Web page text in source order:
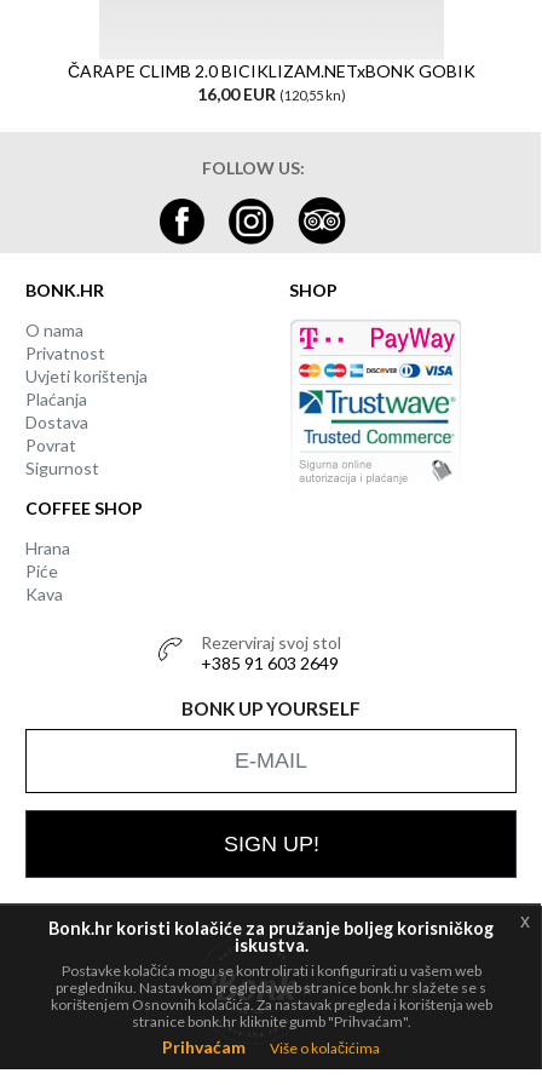
ČARAPE CLIMB 2.0 BICIKLIZAM.NETxBONK GOBIK
16,00 EUR (120,55 kn)
FOLLOW US:
BONK.HR
O nama
Privatnost
Uvjeti korištenja
Plaćanja
Dostava
Povrat
Sigurnost
COFFEE SHOP
Hrana
Piće
Kava
SHOP
Rezerviraj svoj stol
+385 91 603 2649
BONK UP YOURSELF
SIGN UP!
All rights
reserved.
© 2026 Bonk
Bonk.hr koristi kolačiće za pružanje boljeg korisničkog
iskustva.
Postavke kolačića mogu se kontrolirati i konfigurirati u vašem web
pregledniku. Nastavkom pregleda web stranice bonk.hr slažete se s
korištenjem Osnovnih kolačića. Za nastavak pregleda i korištenja web
stranice bonk.hr kliknite gumb "Prihvaćam".
Prihvaćam Više o kolačićima
x